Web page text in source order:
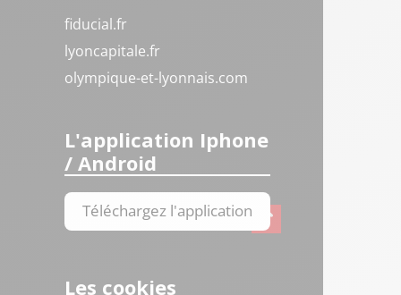
fiducial.fr
lyoncapitale.fr
olympique-et-lyonnais.com
L'application Iphone
/ Android
Téléchargez l'application
Les cookies